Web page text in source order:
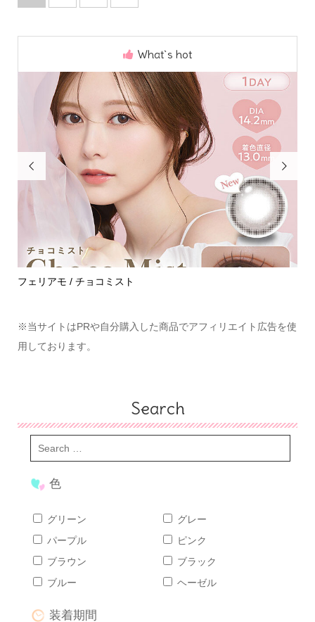
What`s hot

フェリアモ / チョコミスト

※当サイトはPRや自分購入した商品でアフィリエイト広告を使
用しております。
Search
色
グリーン
グレー
パープル
ピンク
ブラウン
ブラック
ブルー
ヘーゼル
装着期間